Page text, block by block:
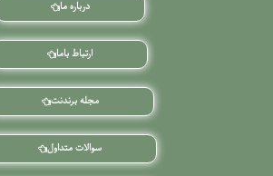
درباره ما
ارتباط باما
مجله برندنت
سوالات متداول